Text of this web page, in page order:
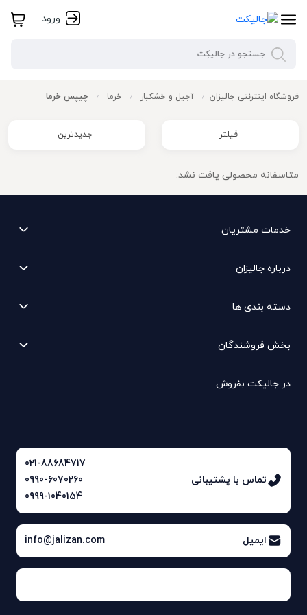
ورود
فروشگاه اینترنتی جالیزان / آجیل و خشکبار / خرما / چیپس خرما
فیلتر جدیدترین
متاسفانه محصولی یافت نشد.
خدمات مشتریان
درباره جالیزان
دسته بندی ها
بخش فروشندگان
در جالیکت بفروش
تماس با پشتیبانی
021-88684717
0990-6070260
0999-1040154
ایمیل info@jalizan.com